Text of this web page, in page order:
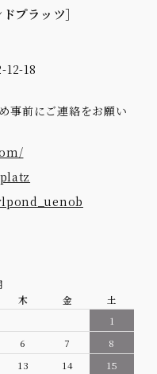
ラッツ］
12-18
事前にご連絡をお願い
木 金
土
1
6 7
8
13 14
15